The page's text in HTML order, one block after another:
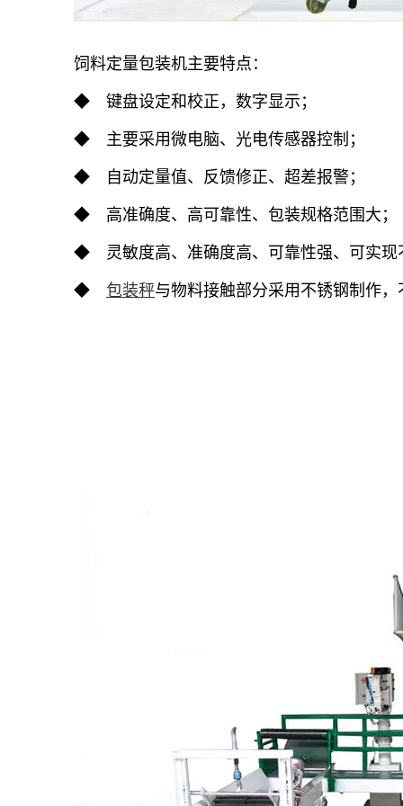
饲料定量包装机主要特点：
◆ 键盘设定和校正，数字显示；
◆ 主要采用微电脑、光电传感器控制；
◆ 自动定量值、反馈修正、超差报警；
◆ 高准确度、高可靠性、包装规格范围大；
◆ 灵敏度高、准确度高、可靠性强、可实现
◆ 包装秤与物料接触部分采用不锈钢制作，